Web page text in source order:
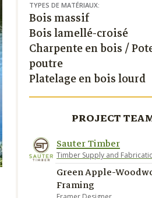
TYPES DE MATÉRIAUX:
Bois massif
Bois lamellé-croisé
Charpente en bois /
poutre
Platelage en bois lourd
PROJECT
Sauter Timber
Timber Supply and
Green Apple-
Framing